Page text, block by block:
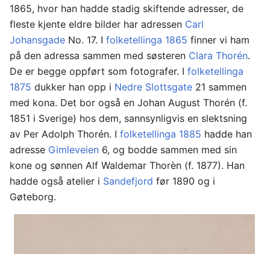
1865, hvor han hadde stadig skiftende adresser, de
fleste kjente eldre bilder har adressen Carl
Johansgade No. 17. I folketellinga 1865 finner vi ham
på den adressa sammen med søsteren Clara Thorén.
De er begge oppført som fotografer. I folketellinga
1875 dukker han opp i Nedre Slottsgate 21 sammen
med kona. Det bor også en Johan August Thorén (f.
1851 i Sverige) hos dem, sannsynligvis en slektsning
av Per Adolph Thorén. I folketellinga 1885 hadde han
adresse Gimleveien 6, og bodde sammen med sin
kone og sønnen Alf Waldemar Thorèn (f. 1877). Han
hadde også atelier i Sandefjord før 1890 og i
Gøteborg.